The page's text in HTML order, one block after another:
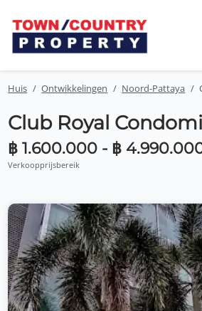
Huis Ontwikkelingen Noord-Pattaya
Club Royal
฿ 1.600.000 - ฿
Verkoopprijsbereik